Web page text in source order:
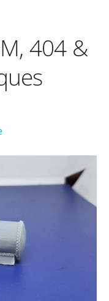
404 &